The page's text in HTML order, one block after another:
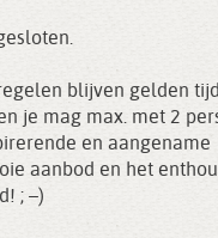
blijven gelden
je mag max. met 2
en aangename
aanbod en het
; –)